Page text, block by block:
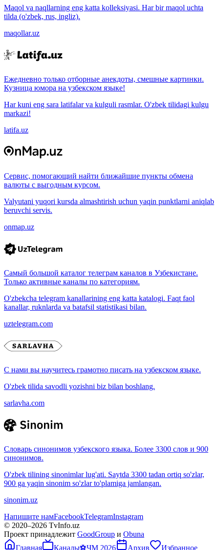
Maqol va naqllarning eng katta kolleksiyasi. Har bir maqol uchta
tilda (o'zbek, rus, ingliz).
maqollar.uz
Ежедневно только отборные анекдоты, смешные картинки.
Кузница юмора на узбекском языке!
Har kuni eng sara latifalar va kulguli rasmlar. O'zbek tilidagi kulgu
markazi!
latifa.uz
Сервис, помогающий найти ближайшие пункты обмена
валюты с выгодным курсом.
Valyutani yuqori kursda almashtirish uchun yaqin punktlarni aniqlab
beruvchi servis.
onmap.uz
Самый большой каталог телеграм каналов в Узбекистане.
Только активные каналы по категориям.
O'zbekcha telegram kanallarining eng katta katalogi. Faqt faol
kanallar, ruknlarda va batafsil statistikasi bilan.
uztelegram.com
С нами вы научитесь грамотно писать на узбекском языке.
O'zbek tilida savodli yozishni biz bilan boshlang.
sarlavha.com
Словарь синонимов узбекского языка. Более 3300 слов и 900
синонимов.
O'zbek tilining sinonimlar lug'ati. Saytda 3300 tadan ortiq so'zlar,
900 ga yaqin sinonim so'zlar to'plamiga jamlangan.
sinonim.uz
Напишите намFacebookTelegramInstagram
© 2020–2026 TvInfo.uz
Проект принадлежит GoodGroup и Obuna
Главная
Каналы⚽ЧМ 2026 Архив Избранное